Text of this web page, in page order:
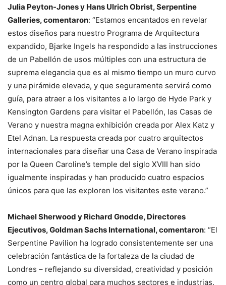
Julia Peyton-Jones y Hans Ulrich Obrist, Serpentine
Galleries, comentaron: “Estamos encantados en revelar
estos diseños para nuestro Programa de Arquitectura
expandido, Bjarke Ingels ha respondido a las instrucciones
de un Pabellón de usos múltiples con una estructura de
suprema elegancia que es al mismo tiempo un muro curvo
y una pirámide elevada, y que seguramente servirá como
guía, para atraer a los visitantes a lo largo de Hyde Park y
Kensington Gardens para visitar el Pabellón, las Casas de
Verano y nuestra magna exhibición creada por Alex Katz y
Etel Adnan. La respuesta creada por cuatro arquitectos
internacionales para diseñar una Casa de Verano inspirada
por la Queen Caroline’s temple del siglo XVIII han sido
igualmente inspiradas y han producido cuatro espacios
únicos para que las exploren los visitantes este verano.”
Michael Sherwood y Richard Gnodde, Directores
Ejecutivos, Goldman Sachs International, comentaron: “El
Serpentine Pavilion ha logrado consistentemente ser una
celebración fantástica de la fortaleza de la ciudad de
Londres – reflejando su diversidad, creatividad y posición
como un centro global para muchos sectores e industrias.